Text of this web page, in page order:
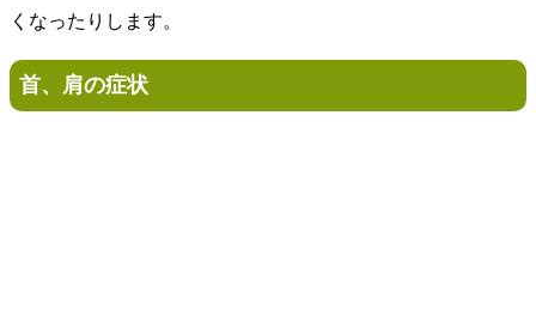
くなったりします。
首、肩の症状